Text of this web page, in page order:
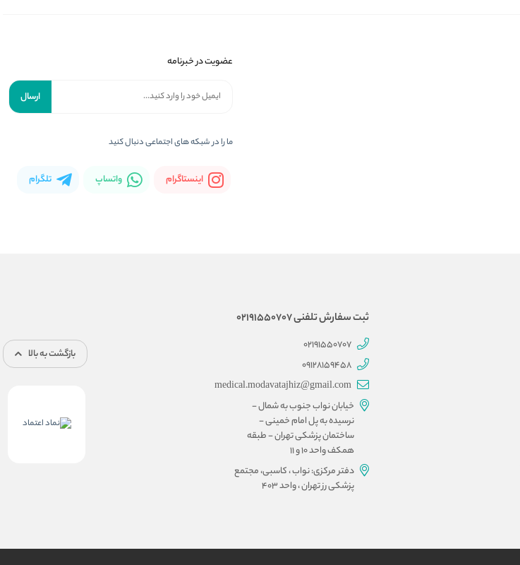
عضویت در خبرنامه
ارسال
ما را در شبکه های اجتماعی دنبال کنید
اینستاگرام واتساپ تلگرام
ثبت سفارش تلفنی 02191550707
02191550707
09128159458
medical.modavatajhiz@gmail.com
خیابان نواب جنوب به شمال -
نرسیده به پل امام خمینی -
ساختمان پزشکی تهران - طبقه
همکف واحد ۱۰ و ۱۱
دفتر مرکزی: نواب ، کاسبی، مجتمع
پزشکی رز تهران ، واحد ۴۰۳
بازگشت به بالا